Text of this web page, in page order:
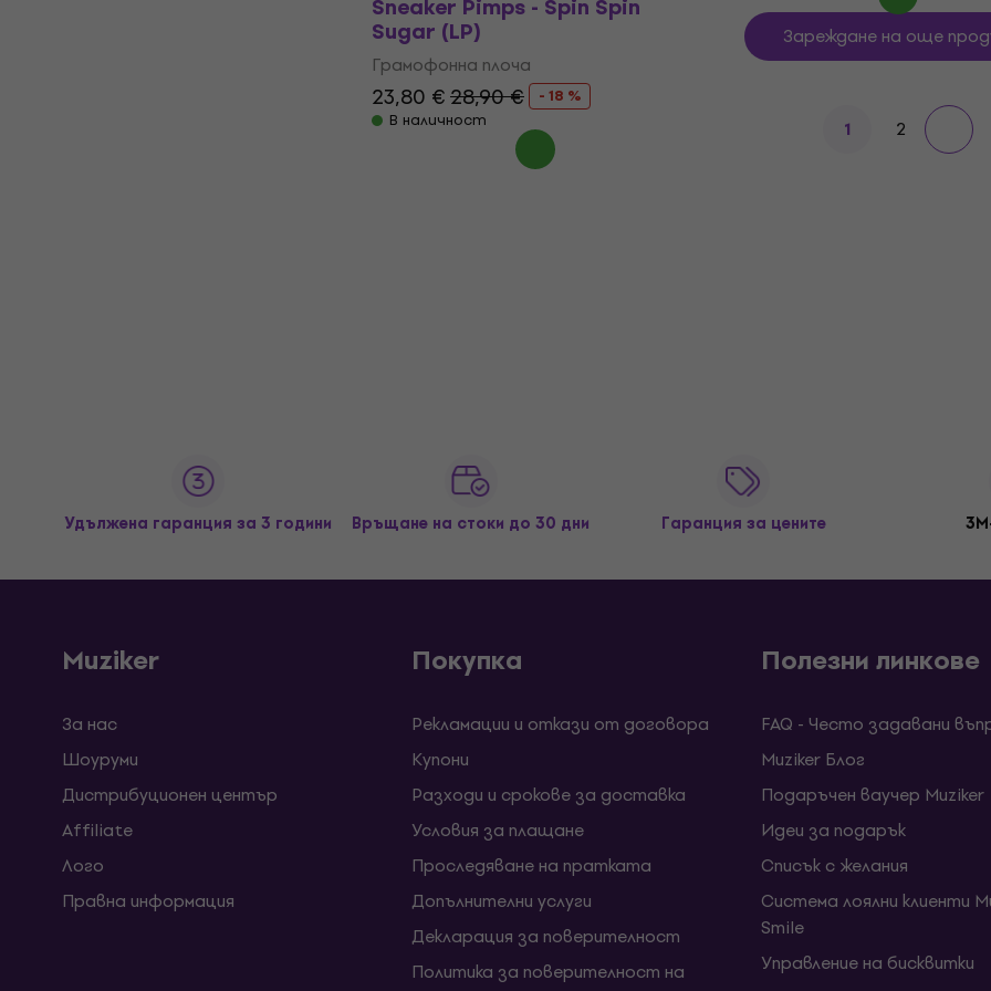
Sneaker Pimps - Spin Spin
Sugar (LP)
Грамофонна плоча
23,80 €28,90 €
- 18 %
В наличност
Зареждане на още
1 2
Удължена гаранция за 3 години Връщане на стоки до 30 дни Гаранция за цените
Muziker
За нас
Шоуруми
Дистрибуционен център
Affiliate
Лого
Правна информация
Покупка
Рекламации и откази от договора
Kупони
Разходи и срокове за доставка
Условия за плащане
Проследяване на пратката
Допълнителни услуги
Декларация за поверителност
Политика за поверителност на
Полезни линкове
FAQ - Често задавани
Muziker Блог
Подаръчен ваучер Muziker
Идеи за подарък
Списък с желания
Система лоялни клиенти
Smile
Управление на бисквитки